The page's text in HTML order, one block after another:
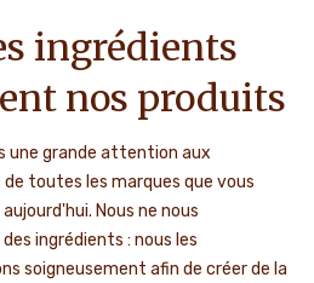
ingrédients
nos produits
une grande attention aux
toutes les marques que vous
Nous ne nous
ingrédients : nous les
soigneusement afin de créer de la